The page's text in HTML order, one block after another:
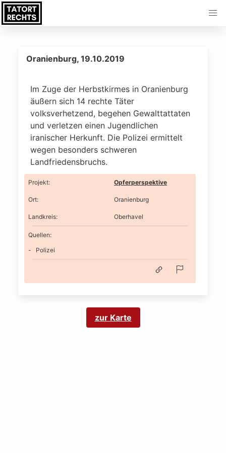
Oranienburg, 19.10.2019
Im Zuge der Herbstkirmes in Oranienburg
äußern sich 14 rechte Täter
volksverhetzend, begehen Gewalttattaten
und verletzen einen Jugendlichen
iranischer Herkunft. Die Polizei ermittelt
wegen besonders schweren
Landfriedensbruchs.
Projekt: Opferperspektive
Ort: Oranienburg
Landkreis: Oberhavel
Quellen:
Polizei
zur Karte